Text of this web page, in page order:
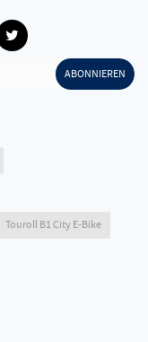
ABONNIEREN
Touroll B1 City E-Bike